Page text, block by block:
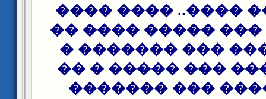
����� ���� ����..
���� ���� ���
���� ������ ���
����� ����� ���
���� ������